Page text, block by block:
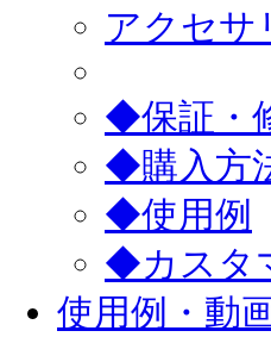
アクセサ
◆保証・
◆購入方
◆使用例
◆カスタ
使用例・動